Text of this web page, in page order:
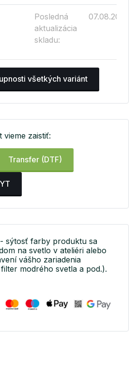
Posledná
aktualizácia
skladu:
07.08.2026
všetkých variánt
zaistiť:
Transfer (DTF)
sýtosť farby produktu sa
na svetlo v ateliéri alebo
vášho zariadenia
modrého svetla a pod.).